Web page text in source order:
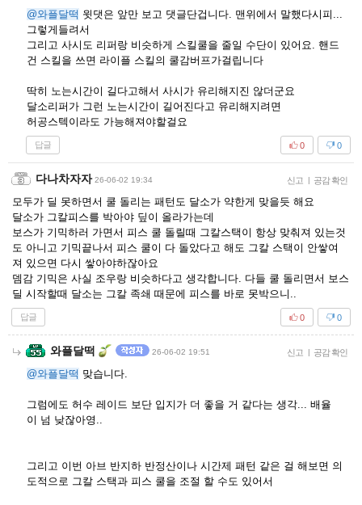
@와플달떡 윗댓은 앞만 보고 댓글단겁니다. 맨위에서 말했다시피...
그렇게들려서
그리고 사시도 리퍼랑 비슷하게 스킬쿨을 줄일 수단이 있어요. 핸드
건 스킬을 쓰면 라이플 스킬의 쿨감버프가걸립니다
딱히 노는시간이 길다고해서 사시가 유리해지진 않더군요
달소리퍼가 그런 노는시간이 길어진다고 유리해지려면
허공스텍이라도 가능해져야할걸요
답글 0
0
다나차자자 26-06-02 19:34 신고 | 공감 확인
모두가 딜 못하면서 쿨 돌리는 패턴도 달소가 약한게 맞을듯 해요
달소가 그칼피스를 박아야 딮이 올라가는데
보스가 기믹하러 가면서 피스 쿨 돌릴때 그칼스택이 항상 맞춰져 있는것
도 아니고 기믹끝나서 피스 쿨이 다 돌았다고 해도 그칼 스택이 안쌓여
져 있으면 다시 쌓아야하잖아요
뎀감 기믹은 사실 조우랑 비슷하다고 생각합니다. 다들 쿨 돌리면서 보스
딜 시작할때 달소는 그칼 족쇄 때문에 피스를 바로 못박으니..
답글 0
0
와플달떡 26-06-02 19:51 신고 | 공감 확인
@와플달떡 맞습니다.
그럼에도 허수 레이드 보단 입지가 더 좋을 거 같다는 생각... 배율
이 넘 낮잖아영..
그리고 이번 아브 반지하 반정산이나 시간제 패턴 같은 걸 해보면 의
도적으로 그칼 스택과 피스 쿨을 조절 할 수도 있어서